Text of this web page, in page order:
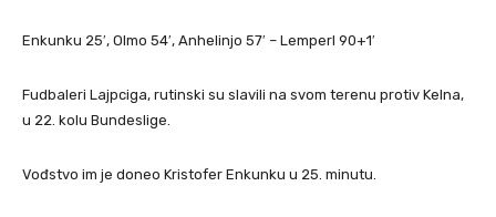
Enkunku 25′, Olmo 54′, Anhelinjo 57′ – Lemperl 90+1′
Fudbaleri Lajpciga, rutinski su slavili na svom terenu protiv Kelna,
u 22. kolu Bundeslige.
Vođstvo im je doneo Kristofer Enkunku u 25. minutu.